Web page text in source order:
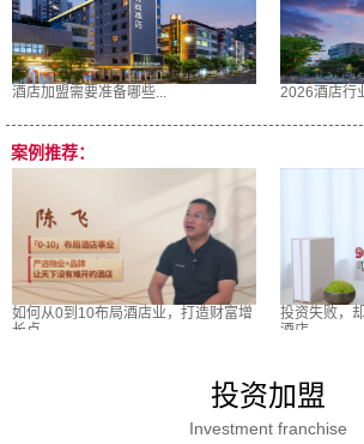
酒店加盟需要准备哪些... 2026酒店行
案例推荐：
如何从0到10布局酒店业，打造财富增
长点
投资失败，
酒店
投资加盟
Investment franchise